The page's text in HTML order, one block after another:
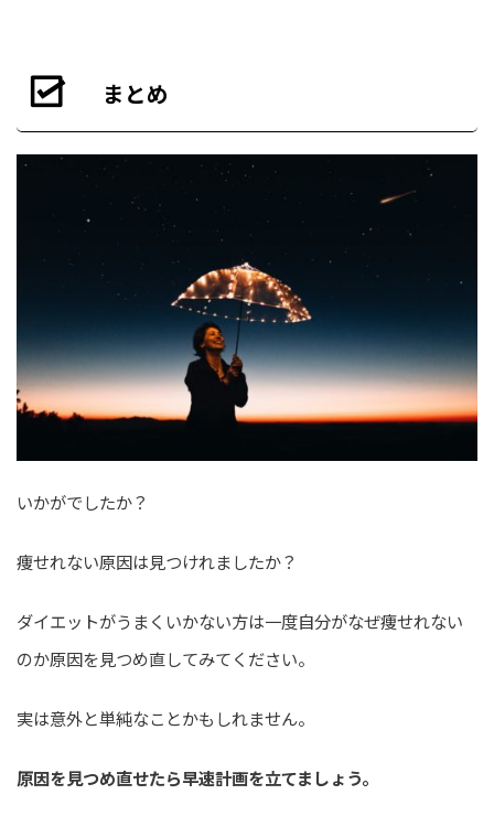
まとめ
いかがでしたか？
痩せれない原因は見つけれましたか？
ダイエットがうまくいかない方は一度自分がなぜ痩せれない
のか原因を見つめ直してみてください。
実は意外と単純なことかもしれません。
原因を見つめ直せたら早速計画を立てましょう。